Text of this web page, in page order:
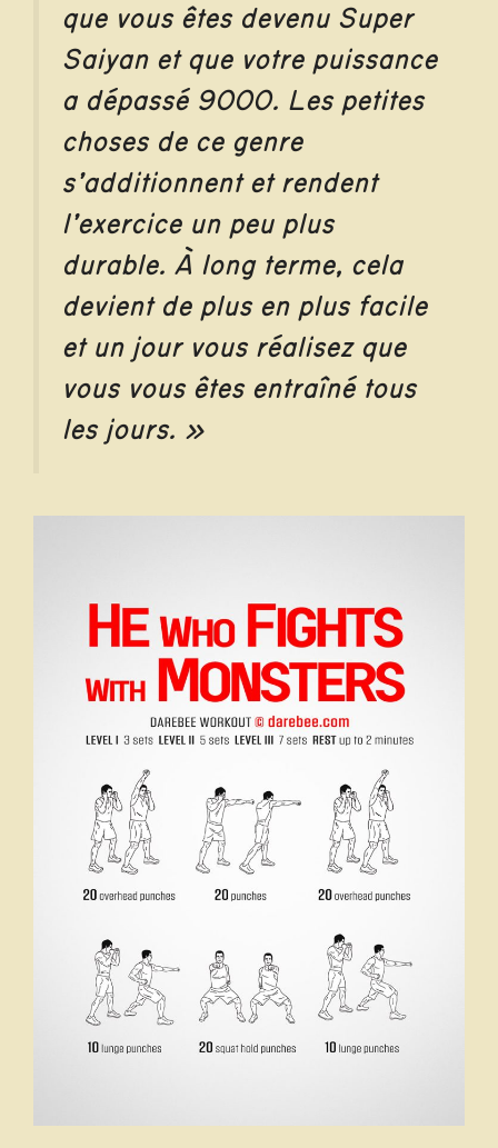
que vous êtes devenu Super
Saiyan et que votre puissance
a dépassé 9000. Les petites
choses de ce genre
s’additionnent et rendent
l’exercice un peu plus
durable. À long terme, cela
devient de plus en plus facile
et un jour vous réalisez que
vous vous êtes entraîné tous
les jours. »